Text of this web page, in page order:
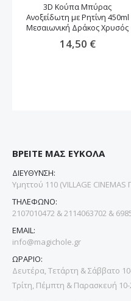
3D Κούπα Μπύρας
Ανοξείδωτη με Ρητίνη 450ml
Μεσαιωνική Δράκος Xρυσός
14,50 €
ΒΡΕΙΤΕ ΜΑΣ ΕΥΚΟΛΑ
ΔΙΕΥΘΥΝΣΗ:
Υμηττού 110 (VILLAGE
ΤΗΛΕΦΩΝΟ:
2107010472 & 2114063702 &
EMAIL:
info@magichole.gr
ΩΡΑΡΙΟ:
Δευτέρα, Τετάρτη & Σάββατο
Τρίτη, Πέμπτη & Παρασκευή 10-